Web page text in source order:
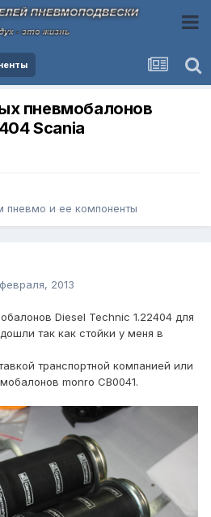
пневмобалонов
Scania
пневмо и ее компоненты
2013
Diesel Technic 1.22404 для
так как стойки у меня в
транспортной компанией или
monro CB0041.